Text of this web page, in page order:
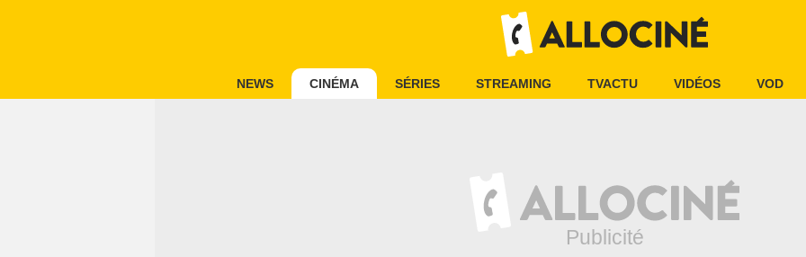
NEWS CINÉMA SÉRIES STREAMING TVACTU VIDÉOS VOD